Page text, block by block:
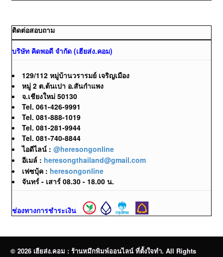
ติดต่อสอบถาม
บริษัท คิดพอดี จำกัด (เฮียส่ง.คอม)
129/112 หมู่บ้านวรารมย์ เจริญเมือง
หมู่ 2 ต.ต้นเปา อ.สันกำแพง
จ.เชียงใหม่ 50130
Tel. 061-426-9991
Tel. 081-888-1019
Tel. 081-281-9944
Tel. 081-740-8844
ไอดีไลน์ : @heresongonline
อีเมล์ : heresongthailand@gmail.com
เฟซบุ้ค : heresongonline
จันทร์ - เสาร์ 08.30 - 18.00 น.
ช่องทางการชำระเงิน
© 2026 เฮียส่ง.คอม : ร้านหมึกพิมพ์ออนไลน์ ที่ตั้งใจทำ. All Rights